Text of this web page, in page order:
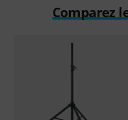
Comparez